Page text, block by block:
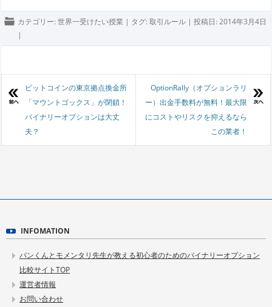
カテゴリー: 世界一受けたい授業 | タグ: 取引ルール | 投稿日: 2014年3月4日
|
投稿ナビゲーション
ビットコインの東京拠点換金所
「マウントゴックス」が閉鎖！
バイナリーオプションは大丈
夫？
OptionRally（オプションラリ
ー）出金手数料が無料！最大限
にコストやリスクを抑えるなら
この業者！
INFOMATION
パンくんとモメンタリ先生が教える初心者のためのバイナリーオプション
比較サイトTOP
運営者情報
お問い合わせ